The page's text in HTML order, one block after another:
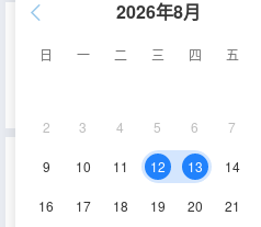
2026年8月
日 一 二 三 四 五
2 3 4 5 6 7
9 10 11 12 13 14
16 17 18 19 20 21
重要資訊
城市重要資訊
吉隆坡231TR公寓的真實住客評論(0)
的人推薦